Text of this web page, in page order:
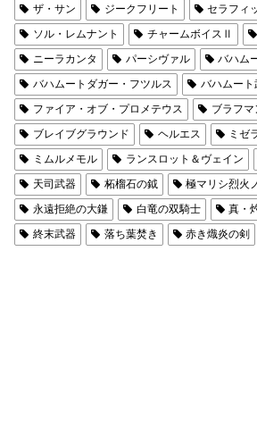
ザ・サン
ジークフリート
セラフィ
ソル・レムナント
チャームボイスⅡ
ニーラカンタ
パーシヴァル
バハム
バハムートダガー・フツルス
バハムート
ファイア・オブ・プロメテウス
ブラフ
ブレイブグラウンド
ヘルエス
ミゼ
ミムルメモル
ランスロット＆ヴェイン
天司武器
柘榴石の鉞
極マリシ烈火
永遠拒絶の大鎌
白竜の双騎士
真・
終末武器
落ち葉焚き 赤き熾炎の剣